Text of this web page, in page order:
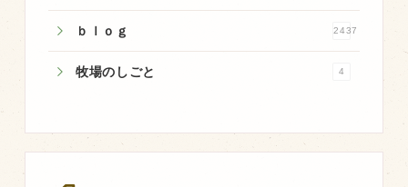
ｂｌｏｇ 2437
牧場のしごと 4
Facebook
Twitter
Instagram